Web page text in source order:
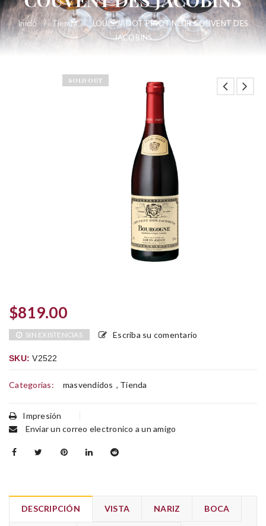
Inicio / Tienda /
LOUIS JADOT PINOT NOIR COUVENT DES
JACOBINS
SOLD OUT
$819.00
SIN EXISTENCIAS Escriba su comentario
SKU:V2522
Categorías: masvendidos , Tienda
Impresión
Enviar un correo electronico a un amigo
DESCRIPCIÓN VISTA NARIZ BOCA